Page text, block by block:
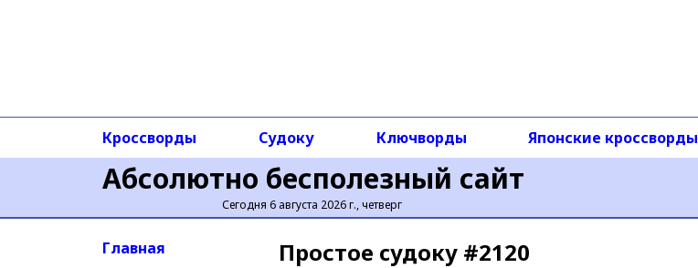
Абсолютно бесполезный сайт
Сегодня 6 августа 2026 г., четверг
Кроссворды Судоку Ключворды Японские кроссворды
Главная
Простое cудоку #2120